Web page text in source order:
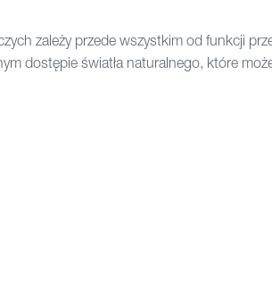
zależy przede wszystkim od funkcji
dostępie światła naturalnego, które